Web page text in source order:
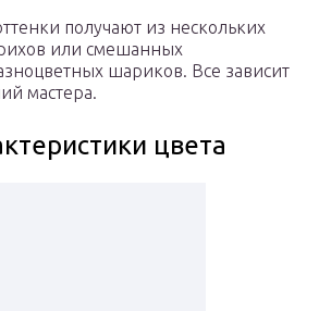
получают из нескольких
или смешанных
шариков. Все зависит
мастера.
цвета